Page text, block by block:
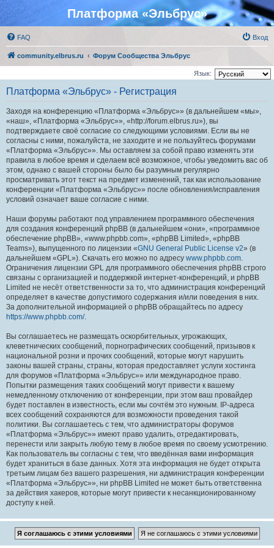
Платформа «Эльбрус»
FAQ Вход
community.elbrus.ru Форум Сообщества Эльбрус
Язык:
Платформа «Эльбрус» - Регистрация
Заходя на конференцию «Платформа «Эльбрус»» (в дальнейшем «мы»,
«наш», «Платформа «Эльбрус»», «http://forum.elbrus.ru»), вы
подтверждаете своё согласие со следующими условиями. Если вы не
согласны с ними, пожалуйста, не заходите и не пользуйтесь форумами
«Платформа «Эльбрус»». Мы оставляем за собой право изменять эти
правила в любое время и сделаем всё возможное, чтобы уведомить вас об
этом, однако с вашей стороны было бы разумным регулярно
просматривать этот текст на предмет изменений, так как использование
конференции «Платформа «Эльбрус»» после обновления/исправления
условий означает ваше согласие с ними.
Наши форумы работают под управлением программного обеспечения
для создания конференций phpBB (в дальнейшем «они», «программное
обеспечение phpBB», «www.phpbb.com», «phpBB Limited», «phpBB
Teams»), выпущенного по лицензии «GNU General Public License v2» (в
дальнейшем «GPL»). Скачать его можно по адресу www.phpbb.com.
Ограничения лицензии GPL для программного обеспечения phpBB строго
связаны с организацией и поддержкой интернет-конференций, и phpBB
Limited не несёт ответственности за то, что администрация конференций
определяет в качестве допустимого содержания и/или поведения в них.
За дополнительной информацией о phpBB обращайтесь по адресу
https://www.phpbb.com/.
Вы соглашаетесь не размещать оскорбительных, угрожающих,
клеветнических сообщений, порнографических сообщений, призывов к
национальной розни и прочих сообщений, которые могут нарушить
законы вашей страны, страны, которая предоставляет услуги хостинга
для форумов «Платформа «Эльбрус»» или международное право.
Попытки размещения таких сообщений могут привести к вашему
немедленному отключению от конференции, при этом ваш провайдер
будет поставлен в известность, если мы сочтём это нужным. IP-адреса
всех сообщений сохраняются для возможности проведения такой
политики. Вы соглашаетесь с тем, что администраторы форумов
«Платформа «Эльбрус»» имеют право удалить, отредактировать,
перенести или закрыть любую тему в любое время по своему усмотрению.
Как пользователь вы согласны с тем, что введённая вами информация
будет храниться в базе данных. Хотя эта информация не будет открыта
третьим лицам без вашего разрешения, ни администрация конференции
«Платформа «Эльбрус»», ни phpBB Limited не может быть ответственна
за действия хакеров, которые могут привести к несанкционированному
доступу к ней.